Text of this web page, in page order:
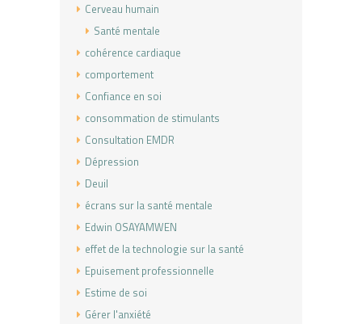
Cerveau humain
Santé mentale
cohérence cardiaque
comportement
Confiance en soi
consommation de stimulants
Consultation EMDR
Dépression
Deuil
écrans sur la santé mentale
Edwin OSAYAMWEN
effet de la technologie sur la santé
Epuisement professionnelle
Estime de soi
Gérer l'anxiété